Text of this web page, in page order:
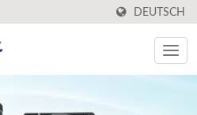
DEUTSCH